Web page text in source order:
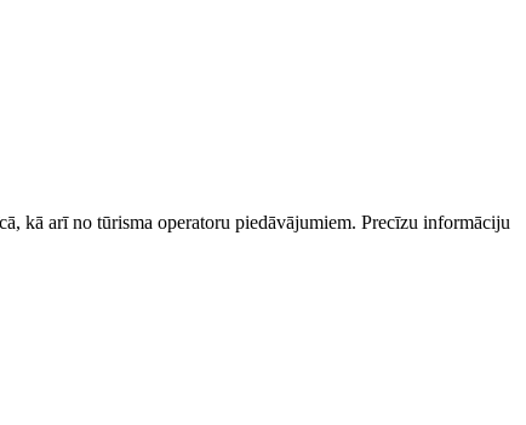
kā arī no tūrisma operatoru piedāvājumiem. Precīzu informāciju